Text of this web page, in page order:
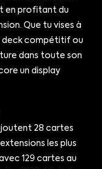
en profitant du
Que tu vises à
deck compétitif ou
dans toute son
un display
28 cartes
les plus
129 cartes au